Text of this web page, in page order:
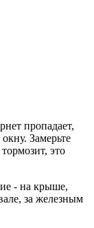
пропадает,
Замерьте
это
- на крыше,
за железным